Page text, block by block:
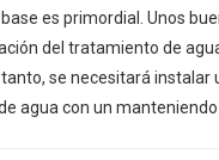
es primordial. Unos
del tratamiento de
se necesitará instalar
agua con un